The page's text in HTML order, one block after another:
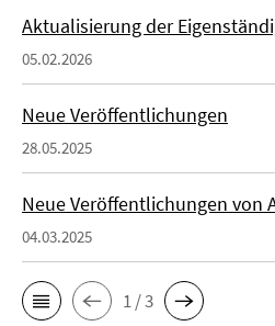
Aktualisierung der
05.02.2026
Neue Veröffentlichungen
28.05.2025
Neue Veröffentlichungen von
04.03.2025
1 / 3